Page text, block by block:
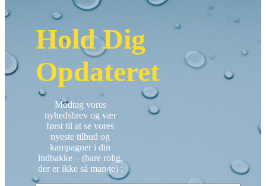
Hold Dig
Opdateret
Modtag vores
nyhedsbrev og vær
først til at se vores
nyeste tilbud og
kampagner i din
indbakke – (bare rolig,
der er ikke så mange) :